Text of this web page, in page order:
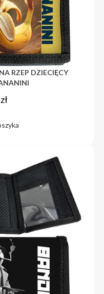
RZEP DZIECIĘCY
zł